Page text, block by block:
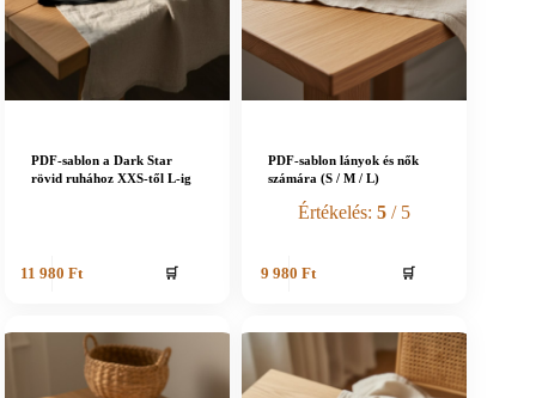
PDF-sablon a Dark Star
rövid ruhához XXS-től L-ig
11 980Ft 🛒
PDF-sablon lányok és nők
számára (S / M / L)
Értékelés:5 / 5
9 980Ft 🛒